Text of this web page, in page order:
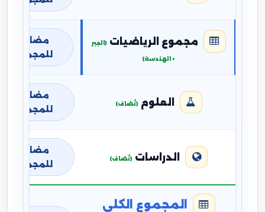
مجموع الرياضيات (الجبر
+ الهندسة)
مضافة
للمجموع
العلوم (تُضاف)
مضافة
للمجموع
الدراسات (تُضاف)
مضافة
للمجموع
المجموع الكلي